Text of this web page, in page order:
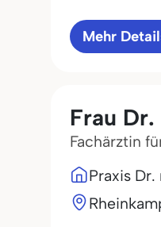
Mehr
Frau
Fachärztin
Praxis